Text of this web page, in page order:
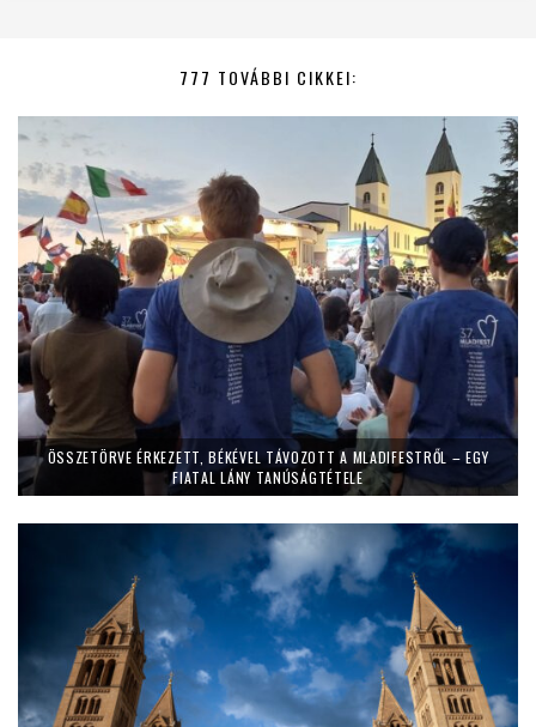
777 TOVÁBBI CIKKEI:
ÖSSZETÖRVE ÉRKEZETT, BÉKÉVEL TÁVOZOTT A MLADIFESTRŐL – EGY
FIATAL LÁNY TANÚSÁGTÉTELE